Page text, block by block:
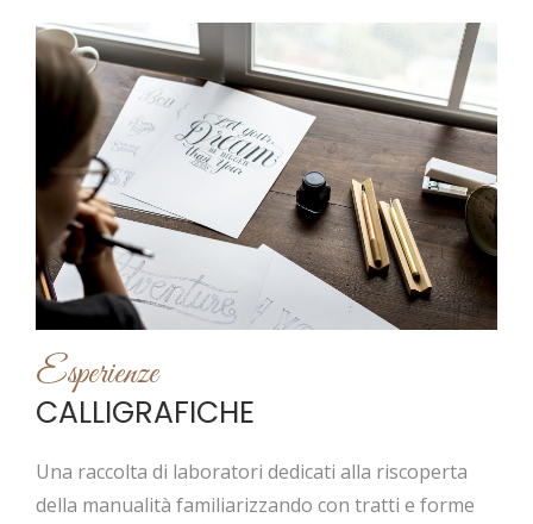
Esperienze
CALLIGRAFICHE
Una raccolta di laboratori dedicati alla riscoperta
della manualità familiarizzando con tratti e forme